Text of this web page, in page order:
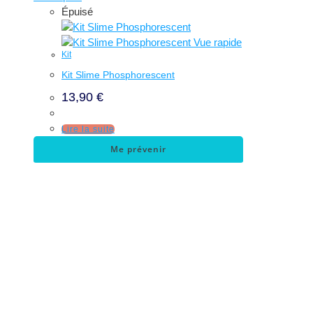
Épuisé
Vue rapide
Kit
Kit Slime Phosphorescent
13,90 €
Lire la suite
Me prévenir